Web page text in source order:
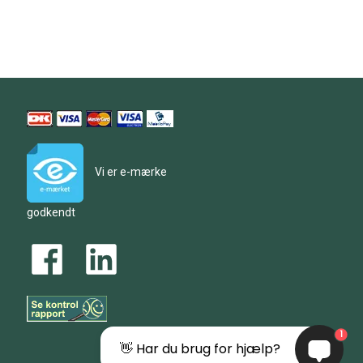
Vi er e-mærke
godkendt
👋 Har du brug for hjælp?
1